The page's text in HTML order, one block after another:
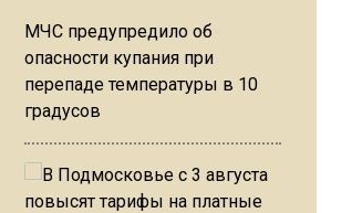
МЧС предупредило об
опасности купания при
перепаде температуры в 10
градусов